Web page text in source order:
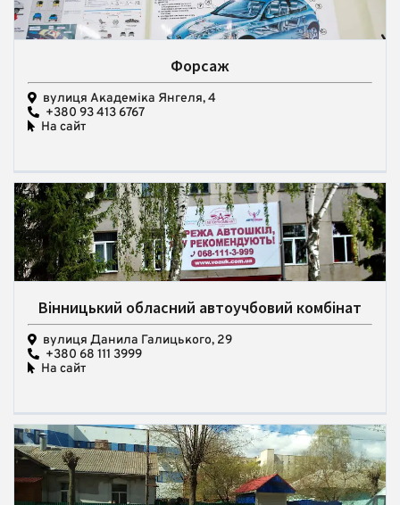
Форсаж
вулиця Академіка Янгеля, 4
+380 93 413 6767
На сайт
Вінницький обласний автоучбовий комбінат
вулиця Данила Галицького, 29
+380 68 111 3999
На сайт